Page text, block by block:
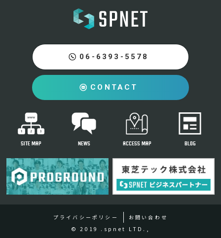
06-6393-5578
CONTACT
SITE MAP NEWS ACCESS MAP BLOG
プライバシーポリシー
お問い合わせ
© 2019 .spnet LTD.,